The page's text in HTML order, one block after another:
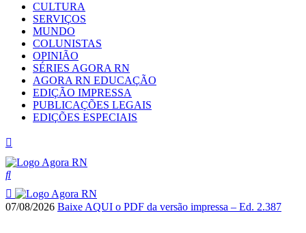
CULTURA
SERVIÇOS
MUNDO
COLUNISTAS
OPINIÃO
SÉRIES AGORA RN
AGORA RN EDUCAÇÃO
EDIÇÃO IMPRESSA
PUBLICAÇÕES LEGAIS
EDIÇÕES ESPECIAIS
07/08/2026 Baixe AQUI o PDF da versão impressa – Ed. 2.387